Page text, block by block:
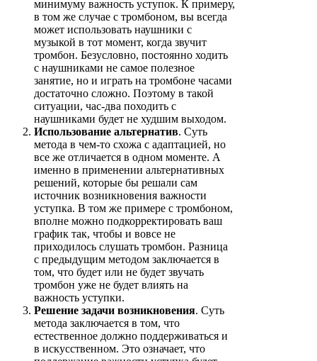
минимуму важность уступок. К примеру,
в том же случае с тромбоном, вы всегда
может использовать наушники с
музыкой в тот момент, когда звучит
тромбон. Безусловно, постоянно ходить
с наушниками не самое полезное
занятие, но и играть на тромбоне часами
достаточно сложно. Поэтому в такой
ситуации, час-два походить с
наушниками будет не худшим выходом.
Использование альтернатив. Суть
метода в чем-то схожа с адаптацией, но
все же отличается в одном моменте. А
именно в применении альтернативных
решений, которые бы решали сам
источник возникновения важности
уступка. В том же примере с тромбоном,
вполне можно подкорректировать ваш
график так, чтобы и вовсе не
приходилось слушать тромбон. Разница
с предыдущим методом заключается в
том, что будет или не будет звучать
тромбон уже не будет влиять на
важность уступки.
Решение задачи возникновения. Суть
метода заключается в том, что
естественное должно поддерживаться и
в искусственном. Это означает, что